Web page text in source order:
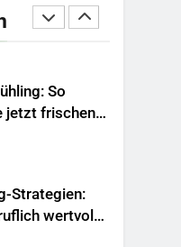
und Design in
So
jetzt frischen
Job.
Strategien:
wertvolle